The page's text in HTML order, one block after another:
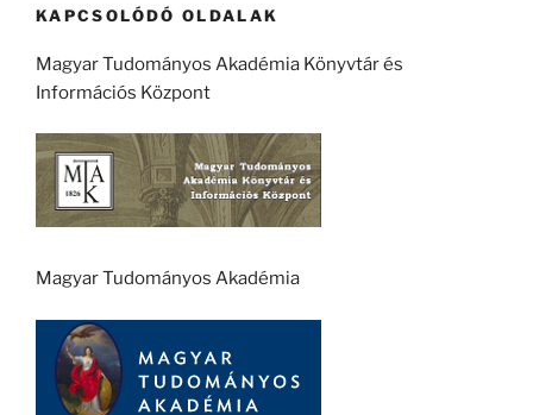
KAPCSOLÓDÓ OLDALAK
Magyar Tudományos Akadémia Könyvtár és
Információs Központ
Magyar Tudományos Akadémia